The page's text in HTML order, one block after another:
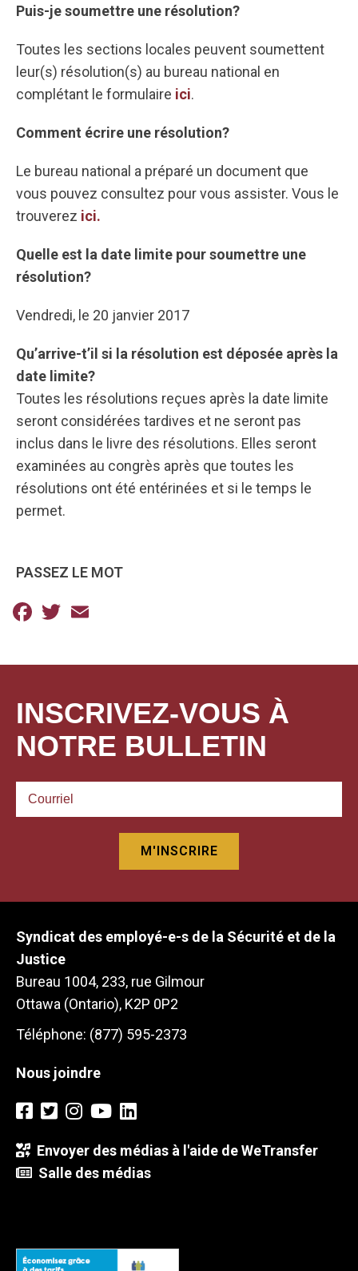
Puis-je soumettre une résolution?
Toutes les sections locales peuvent soumettent
leur(s) résolution(s) au bureau national en
complétant le formulaire ici.
Comment écrire une résolution?
Le bureau national a préparé un document que
vous pouvez consultez pour vous assister. Vous le
trouverez ici.
Quelle est la date limite pour soumettre une
résolution?
Vendredi, le 20 janvier 2017
Qu’arrive-t’il si la résolution est déposée après la
date limite?
Toutes les résolutions reçues après la date limite
seront considérées tardives et ne seront pas
inclus dans le livre des résolutions. Elles seront
examinées au congrès après que toutes les
résolutions ont été entérinées et si le temps le
permet.
PASSEZ LE MOT
Facebook
Twitter
INSCRIVEZ-VOUS À
NOTRE BULLETIN
Syndicat des employé-e-s de la Sécurité et de la
Justice
Bureau 1004, 233, rue Gilmour
Ottawa (Ontario), K2P 0P2
Téléphone: (877) 595-2373
Nous joindre
Envoyer des médias à l'aide de WeTransfer
Salle des médias